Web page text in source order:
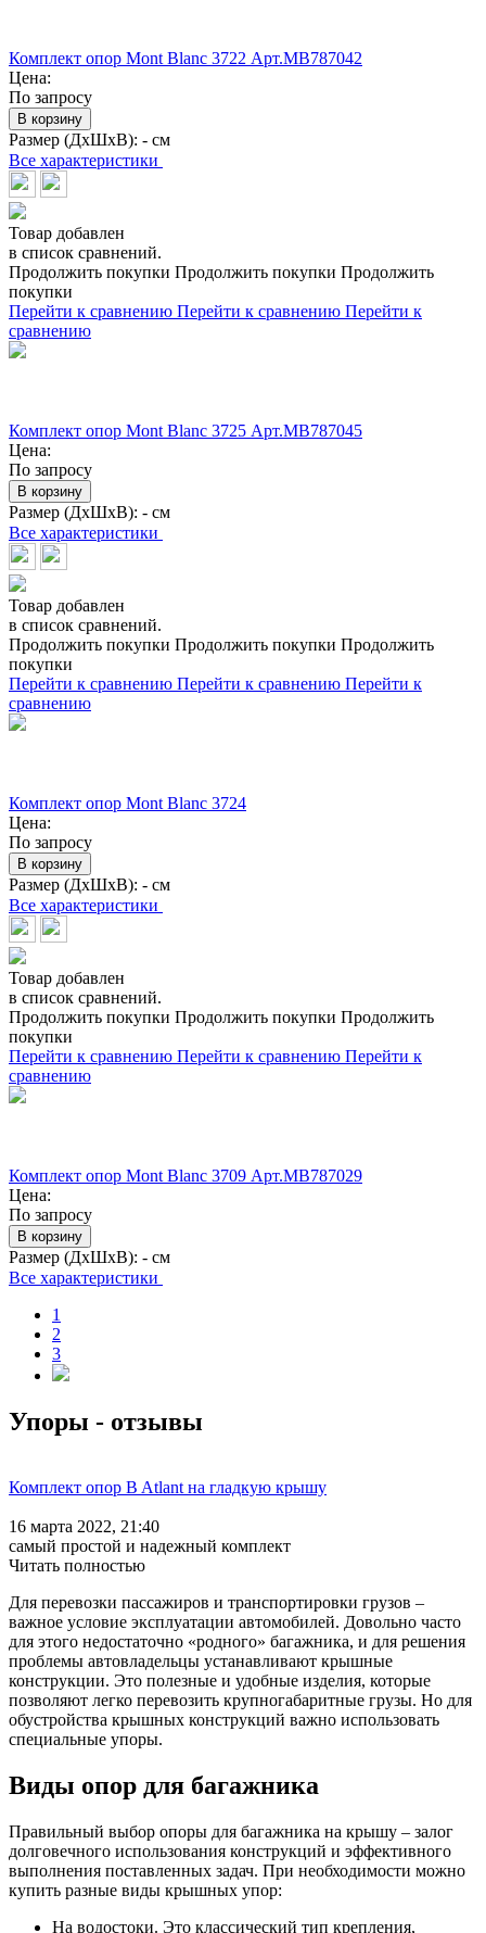
Комплект опор Mont Blanc 3722 Арт.MB787042
Цена:
По запросу
В корзину
Размер (ДхШхВ): - см
Все характеристики
Товар добавлен
в список сравнений.
Продолжить покупки Продолжить покупки Продолжить
покупки
Перейти к сравнению Перейти к сравнению Перейти к
сравнению
Комплект опор Mont Blanc 3725 Арт.MB787045
Цена:
По запросу
В корзину
Размер (ДхШхВ): - см
Все характеристики
Товар добавлен
в список сравнений.
Продолжить покупки Продолжить покупки Продолжить
покупки
Перейти к сравнению Перейти к сравнению Перейти к
сравнению
Комплект опор Mont Blanc 3724
Цена:
По запросу
В корзину
Размер (ДхШхВ): - см
Все характеристики
Товар добавлен
в список сравнений.
Продолжить покупки Продолжить покупки Продолжить
покупки
Перейти к сравнению Перейти к сравнению Перейти к
сравнению
Комплект опор Mont Blanc 3709 Арт.MB787029
Цена:
По запросу
В корзину
Размер (ДхШхВ): - см
Все характеристики
1
2
3
Упоры - отзывы
Комплект опор B Atlant на гладкую крышу
16 марта 2022, 21:40
самый простой и надежный комплект
Читать полностью
Для перевозки пассажиров и транспортировки грузов –
важное условие эксплуатации автомобилей. Довольно часто
для этого недостаточно «родного» багажника, и для решения
проблемы автовладельцы устанавливают крышные
конструкции. Это полезные и удобные изделия, которые
позволяют легко перевозить крупногабаритные грузы. Но для
обустройства крышных конструкций важно использовать
специальные упоры.
Виды опор для багажника
Правильный выбор опоры для багажника на крышу – залог
долговечного использования конструкций и эффективного
выполнения поставленных задач. При необходимости можно
купить разные виды крышных упор:
На водостоки. Это классический тип крепления,